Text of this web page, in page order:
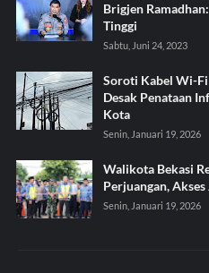
Brigjen
Tinggi
Sabtu, Juni 24, 2023
Soroti Kabel Wi-Fi
Desak Penataan
Kota
Senin, Januari 19, 2026
Walikota Bekasi
Perjuangan,
Senin, Januari 19, 2026